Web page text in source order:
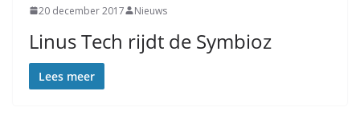
20 december 2017 Nieuws
Linus Tech rijdt de Symbioz
Lees meer